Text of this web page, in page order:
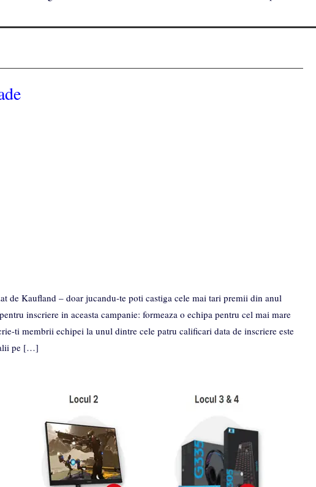
de Kaufland – doar jucandu-te poti castiga cele mai tari premii din anul
inscriere in aceasta campanie: formeaza o echipa pentru cel mai mare
ti membrii echipei la unul dintre cele patru calificari data de inscriere este
pe […]